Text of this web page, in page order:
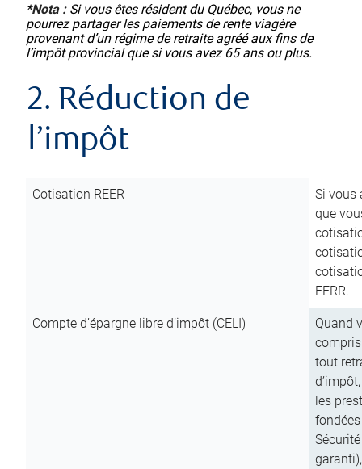
*Nota :Si vous êtes résident du Québec, vous ne
pourrez partager les paiements de rente viagère
provenant d’un régime de retraite agréé aux fins de
l’impôt provincial que si vous avez 65 ans ou plus.
2. Réduction de
l’impôt
Cotisation REER
Si vous
que
FERR.
Compte d’épargne libre d’impôt (CELI)
Quand
tout
les